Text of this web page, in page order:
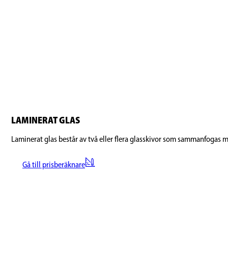
LAMINERAT GLAS
Laminerat glas består av två eller flera glasskivor som sammanfogas
Gå till prisberäknare